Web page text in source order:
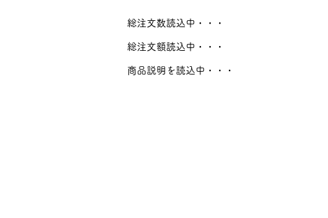
総注文数読込中・・・
総注文額読込中・・・
商品説明を読込中・・・